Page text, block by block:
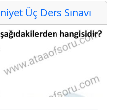
Üç Ders Sınavı